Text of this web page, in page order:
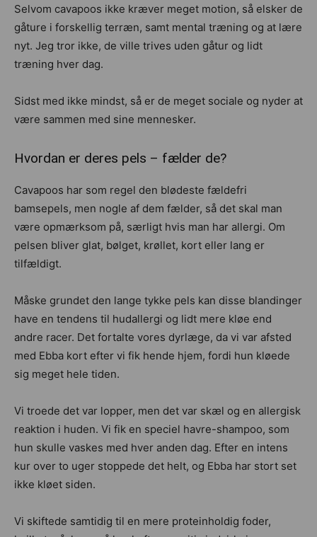
Selvom cavapoos ikke kræver meget motion, så elsker de
gåture i forskellig terræn, samt mental træning og at lære
nyt. Jeg tror ikke, de ville trives uden gåtur og lidt
træning hver dag.
Sidst med ikke mindst, så er de meget sociale og nyder at
være sammen med sine mennesker.
Hvordan er deres pels – fælder de?
Cavapoos har som regel den blødeste fældefri
bamsepels, men nogle af dem fælder, så det skal man
være opmærksom på, særligt hvis man har allergi. Om
pelsen bliver glat, bølget, krøllet, kort eller lang er
tilfældigt.
Måske grundet den lange tykke pels kan disse blandinger
have en tendens til hudallergi og lidt mere kløe end
andre racer. Det fortalte vores dyrlæge, da vi var afsted
med Ebba kort efter vi fik hende hjem, fordi hun kløede
sig meget hele tiden.
Vi troede det var lopper, men det var skæl og en allergisk
reaktion i huden. Vi fik en speciel havre-shampoo, som
hun skulle vaskes med hver anden dag. Efter en intens
kur over to uger stoppede det helt, og Ebba har stort set
ikke kløet siden.
Vi skiftede samtidig til en mere proteinholdig foder,